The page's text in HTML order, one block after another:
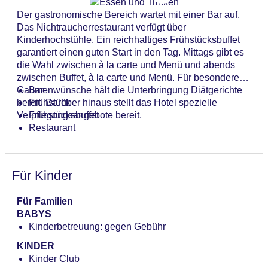
Anreise mit dem Auto können die Gäste dieses in einer
Garage (ohne Gebühr) oder auf dem Parkplatz parken.
Unter den weiteren Leistungen finden sich ein 24h-
Sicherheitsdienst, ein Babysitterservice, eine
Kinderbetreuung, eine Autovermietung, medizinische
Betreuung, ein Transferservice, ein Zimmerservice, ein
Weckdienst, ein Wäscheservice, eine Münzwäscherei
und ein eigener Shuttlebus. Kostenfrei steht Gästen die
Tageszeitung zur Verfügung. Bei Geschäftlichem hilft
das Business-Center gerne weiter und bietet ein
Faxgerät an.
Anzahl der Aufzüge: 1
Zimmerservice
Sonnenterrasse
Gesamtanzahl der Stockwerke: 2
Gesamtanzahl der Zimmer: 94
Pools:Indoor Pool, Outdoor Pool, Sonnenschirme
am Pool, Liegen am Pool
Zahlungsarten: American Express, Diners Club,
Mastercard, Visa
Landeskategorie: 4 Sterne
Der gastronomische Bereich wartet mit einer Bar auf.
Das Nichtraucherrestaurant verfügt über
Kinderhochstühle. Ein reichhaltiges Frühstücksbuffet
garantiert einen guten Start in den Tag. Mittags gibt es
die Wahl zwischen à la carte und Menü und abends
zwischen Buffet, à la carte und Menü. Für besondere
Gaumenwünsche hält die Unterbringung Diätgerichte
bereit. Darüber hinaus stellt das Hotel spezielle
Verpflegungsangebote bereit.
Bar
Frühstück
Frühstücksbuffet
Restaurant
Für Kinder
Für Familien
BABYS
Kinderbetreuung: gegen Gebühr
KINDER
Kinder Club